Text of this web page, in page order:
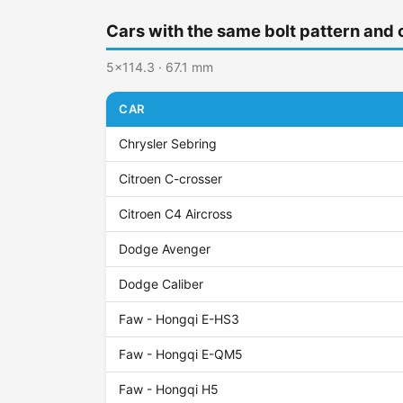
Cars with the same bolt pattern and
5x114.3 · 67.1 mm
CAR
Chrysler Sebring
Citroen C-crosser
Citroen C4 Aircross
Dodge Avenger
Dodge Caliber
Faw - Hongqi E-HS3
Faw - Hongqi E-QM5
Faw - Hongqi H5